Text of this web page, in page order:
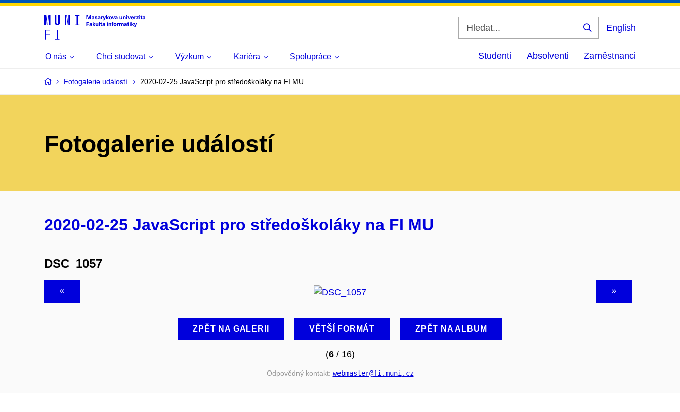
Vyhledat
English
O nás Chci studovat Výzkum Kariéra Spolupráce Studenti Absolventi Zaměstnanci
Fotogalerie událostí 2020-02-25 JavaScript pro středoškoláky na FI MU
Fotogalerie událostí
2020-02-25 JavaScript pro středoškoláky na FI MU
DSC_1057
ZPĚT NA GALERII VĚTŠÍ FORMÁT ZPĚT NA ALBUM
(6/ 16)
Odpovědný kontakt: webmaster@fi .muni .cz